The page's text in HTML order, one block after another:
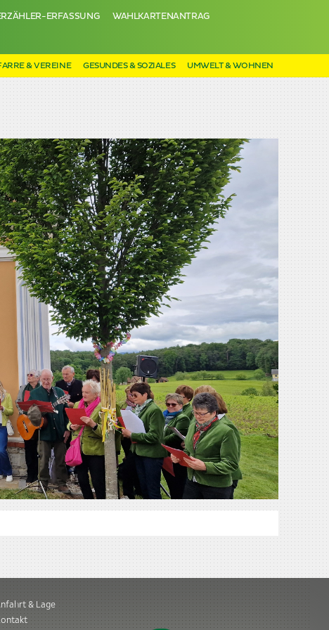
ERFASSUNG WAHLKARTENANTRAG
& VEREINE GESUNDES & SOZIALES UMWELT & WOHNEN
& Lage